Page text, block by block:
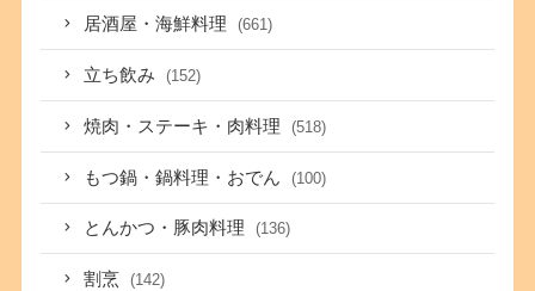
居酒屋・海鮮料理 (661)
立ち飲み (152)
焼肉・ステーキ・肉料理 (518)
もつ鍋・鍋料理・おでん (100)
とんかつ・豚肉料理 (136)
割烹 (142)